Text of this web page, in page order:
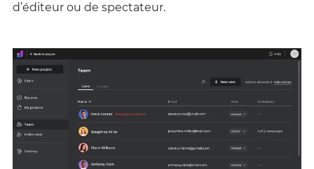
d’éditeur ou de spectateur.